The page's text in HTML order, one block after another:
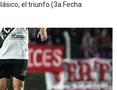
el triunfo (3a Fecha